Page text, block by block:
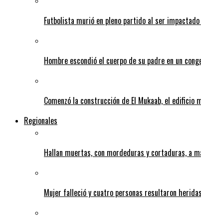
Futbolista murió en pleno partido al ser
Hombre escondió el cuerpo de su padre en un
Comenzó la construcción de El Mukaab, el
Regionales
Hallan muertas, con mordeduras y cortaduras, a
Mujer falleció y cuatro personas resultaron